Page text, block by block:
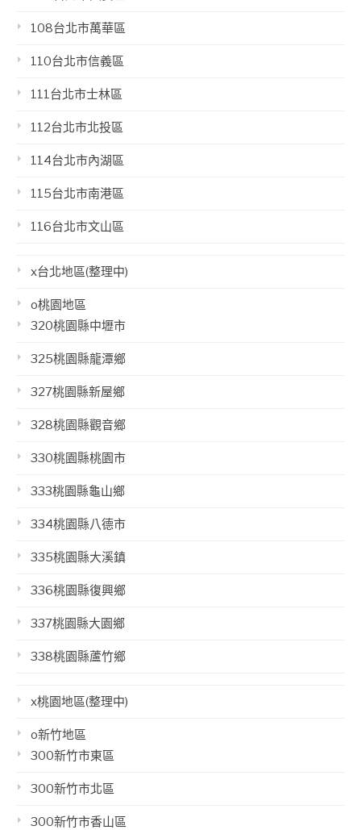
108台北市萬華區
110台北市信義區
111台北市士林區
112台北市北投區
114台北市內湖區
115台北市南港區
116台北市文山區
x台北地區(整理中)
o桃園地區
320桃園縣中壢市
325桃園縣龍潭鄉
327桃園縣新屋鄉
328桃園縣觀音鄉
330桃園縣桃園市
333桃園縣龜山鄉
334桃園縣八德市
335桃園縣大溪鎮
336桃園縣復興鄉
337桃園縣大園鄉
338桃園縣蘆竹鄉
x桃園地區(整理中)
o新竹地區
300新竹市東區
300新竹市北區
300新竹市香山區